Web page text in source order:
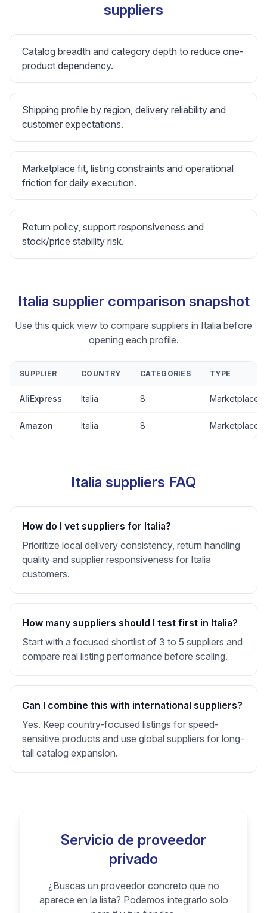
suppliers
Catalog breadth and category depth to reduce one-
product dependency.
Shipping profile by region, delivery reliability and
customer expectations.
Marketplace fit, listing constraints and operational
friction for daily execution.
Return policy, support responsiveness and
stock/price stability risk.
Italia supplier comparison snapshot
Use this quick view to compare suppliers in Italia before
opening each profile.
SUPPLIER COUNTRY CATEGORIES TYPE
AliExpress Italia 8 Marketplace
Amazon Italia 8 Marketplace
Italia suppliers FAQ
How do I vet suppliers for Italia?
Prioritize local delivery consistency, return handling
quality and supplier responsiveness for Italia
customers.
How many suppliers should I test first in Italia?
Start with a focused shortlist of 3 to 5 suppliers and
compare real listing performance before scaling.
Can I combine this with international suppliers?
Yes. Keep country-focused listings for speed-
sensitive products and use global suppliers for long-
tail catalog expansion.
Servicio de proveedor
privado
¿Buscas un proveedor concreto que no
aparece en la lista? Podemos integrarlo solo